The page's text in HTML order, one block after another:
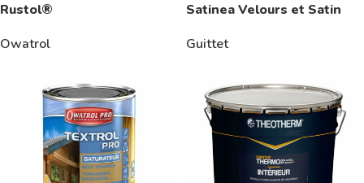
Rustol®
Owatrol
Satinea Velours et Satin
Guittet